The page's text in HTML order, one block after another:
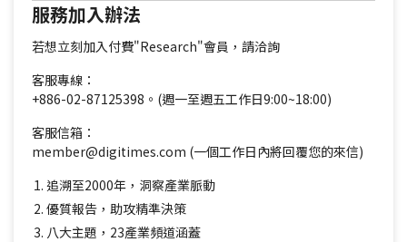
服務加入辦法
若想立刻加入付費"Research"會員，請洽詢
客服專線：
+886-02-87125398。(週一至週五工作日9:00~18:00)
客服信箱：
member@digitimes.com (一個工作日內將回覆您的來信)
追溯至2000年，洞察產業脈動
優質報告，助攻精準決策
八大主題，23產業頻道涵蓋